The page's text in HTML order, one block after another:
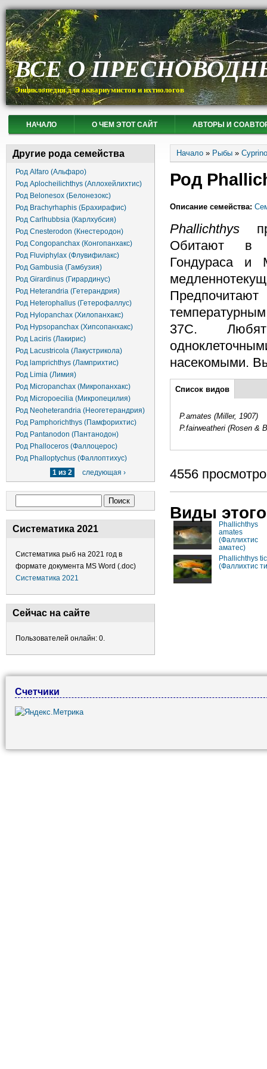
ВСЕ О
Энциклопедия для аквариумистов и ихтиологов
НАЧАЛО О ЧЕМ ЭТОТ САЙТ АВТОРЫ И
Другие рода семейства
Род Alfaro (Альфаро)
Род Aplocheilichthys (Аплохейлихтис)
Род Belonesox (Белонезокс)
Род Brachyrhaphis (Брахирафис)
Род Carlhubbsia (Карлхубсия)
Род Cnesterodon (Кнестеродон)
Род Congopanchax (Конгопанхакс)
Род Fluviphylax (Флувифилакс)
Род Gambusia (Гамбузия)
Род Girardinus (Гирардинус)
Род Heterandria (Гетерандрия)
Род Heterophallus (Гетерофаллус)
Род Hylopanchax (Хилопанхакс)
Род Hypsopanchax (Хипсопанхакс)
Род Laciris (Лакирис)
Род Lacustricola (Лакустрикола)
Род lamprichthys (Ламприхтис)
Род Limia (Лимия)
Род Micropanchax (Микропанхакс)
Род Micropoecilia (Микропецилия)
Род Neoheterandria (Неогетерандрия)
Род Pamphorichthys (Памфорихтис)
Род Pantanodon (Пантанодон)
Род Phalloceros (Фаллоцерос)
Род Phalloptychus (Фаллоптихус)
1 из 2
следующая ›
Систематика 2021
Систематика рыб на 2021 год в
формате документа MS Word (.doc)
Систематика 2021
Сейчас на сайте
Пользователей онлайн: 0.
Вы здесь
Начало » Рыбы »
Род
Описание семейства:
Phallichthys
Обитают в
Гондураса и
37С. Любят
насекомыми.
Дополнительно
Список видов(активная
вкладка)
P.amates (Miller, 1907)
P.fairweatheri (Rosen &
4556
Виды
Phallichthys
amates
(Фаллихтис
аматес)
Phallichthys
(Фаллихтис
Счетчики